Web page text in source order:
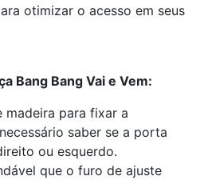
otimizar o acesso em seus
Bang Bang Vai e Vem:
madeira para fixar a
saber se a porta
ou esquerdo.
que o furo de ajuste